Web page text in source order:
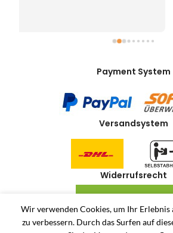
Payment System
Versandsystem
Widerrufsrecht
Allerlei-Online 2024Dienstleistungen Häuser.
Wir verwenden Cookies, um Ihr Erlebnis
zu verbessern. Durch das Surfen auf